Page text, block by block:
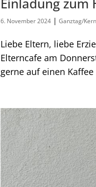
6. November 2024 |Ganztag/
Liebe Eltern, liebe
Elterncafe am
gerne auf einen